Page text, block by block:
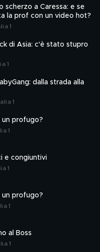
scherzo a Caressa: e se
la prof con un video hot?
1
di Asia: c'è stato stupro
1
dalla strada alla
1
un profugo?
1
e congiuntivi
1
un profugo?
1
al Boss
1